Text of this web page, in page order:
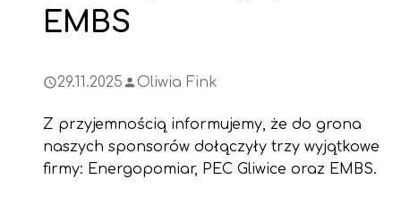
EMBS
29.11.2025 Oliwia Fink
Z przyjemnością informujemy, że do grona
naszych sponsorów dołączyły trzy wyjątkowe
firmy: Energopomiar, PEC Gliwice oraz EMBS.